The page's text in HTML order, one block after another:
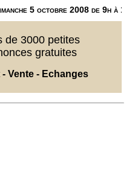
5 octobre 2008 de 9h à
de 3000 petites
gratuites
Vente - Echanges